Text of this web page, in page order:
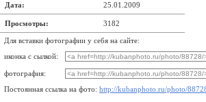
Дата: 25.01.2009
Просмотры: 3182
Для вставки фотографии у себя на сайте:
иконка с сылкой:
фотография:
Постоянная ссылка на фото: http://kubanphoto.ru/photo/